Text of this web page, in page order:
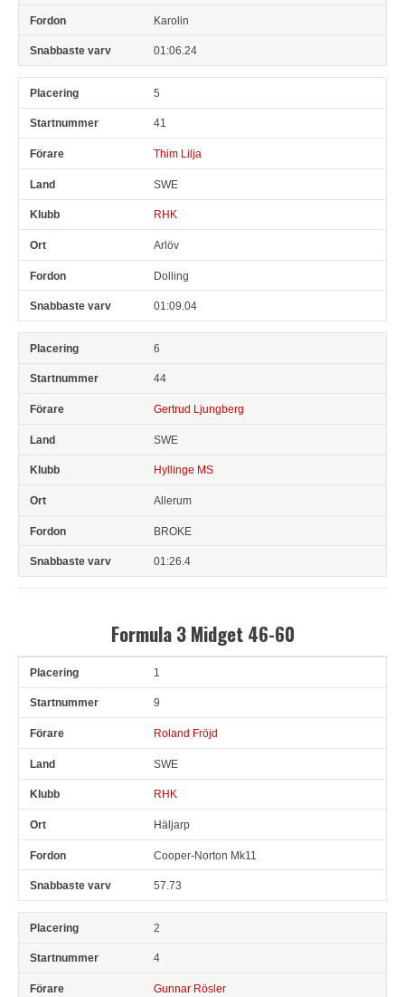
Karolin
01:06.24
5
41
Thim Lilja
SWE
RHK
Arlöv
Dolling
01:09.04
6
44
Gertrud Ljungberg
SWE
Hyllinge MS
Allerum
BROKE
01:26.4
Formula 3 Midget 46-60
Pl Snr 1
9
Roland Fröjd
SWE
RHK
Häljarp
Cooper-Norton Mk11
57.73
2
4
Gunnar Rösler